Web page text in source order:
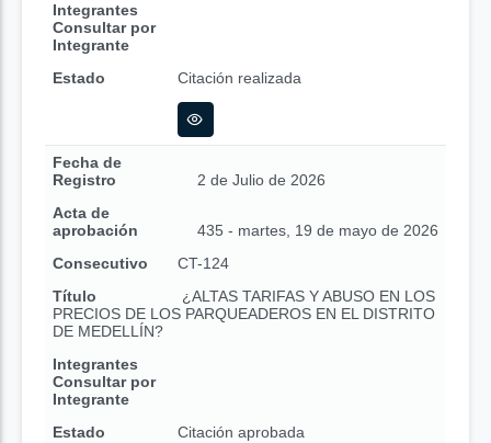
Integrantes
Consultar por
Integrante
Estado
Citación realizada
Fecha de
Registro
2 de Julio de 2026
Acta de
aprobación
435 - martes, 19 de mayo de 2026
Consecutivo
CT-124
Título
¿ALTAS TARIFAS Y ABUSO EN LOS
PRECIOS DE LOS PARQUEADEROS EN EL DISTRITO
DE MEDELLÍN?
Integrantes
Consultar por
Integrante
Estado
Citación aprobada